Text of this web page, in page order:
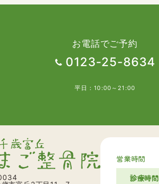
お電話でご予約
0123-25-8634
平日：10:00～21:00
営業時間
診療時間